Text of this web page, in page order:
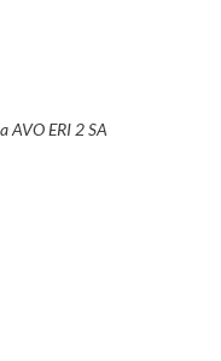
AVO ERI 2 SA